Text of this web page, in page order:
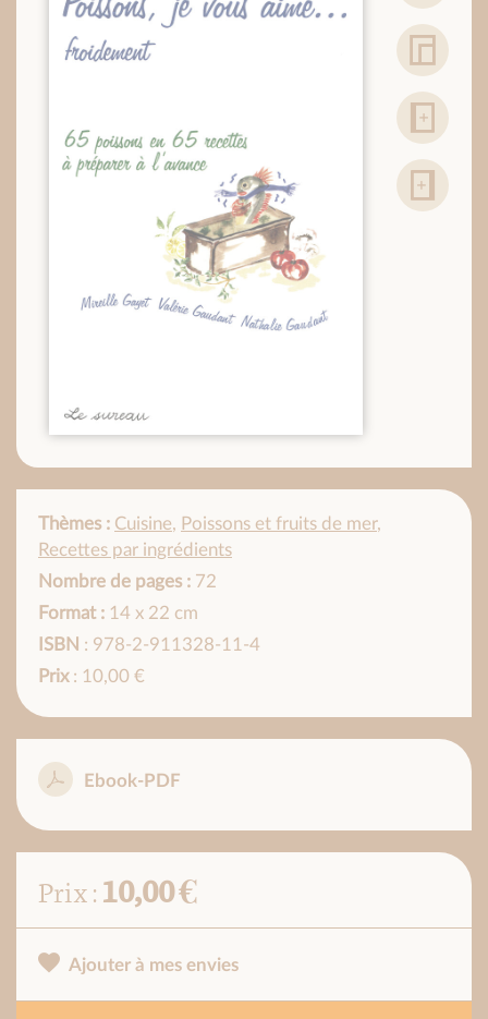
Thèmes : Cuisine, Poissons et fruits de mer,
Recettes par ingrédients
Nombre de pages : 72
Format : 14 x 22 cm
ISBN : 978-2-911328-11-4
Prix: 10,00 €
Ebook-PDF
Prix :10,00 €
Ajouter à mes envies